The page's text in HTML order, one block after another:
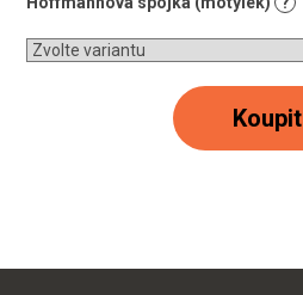
Koupit